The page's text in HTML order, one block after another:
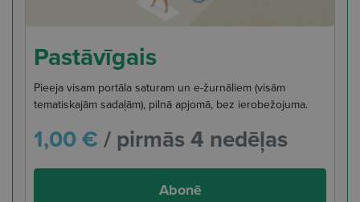
Pastāvīgais
Pieeja visam portāla saturam un e-žurnāliem (visām
tematiskajām sadaļām), pilnā apjomā, bez ierobežojuma.
1,00 € / pirmās 4 nedēļas
Abonē